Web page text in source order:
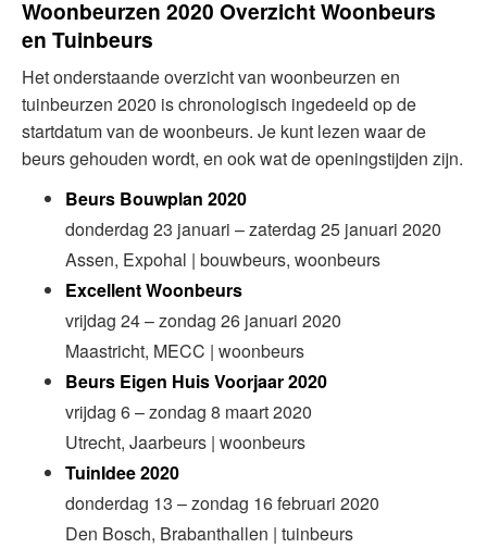
Woonbeurzen 2020 Overzicht Woonbeurs
en Tuinbeurs
Het onderstaande overzicht van woonbeurzen en
tuinbeurzen 2020 is chronologisch ingedeeld op de
startdatum van de woonbeurs. Je kunt lezen waar de
beurs gehouden wordt, en ook wat de openingstijden zijn.
Beurs Bouwplan 2020
donderdag 23 januari – zaterdag 25 januari 2020
Assen, Expohal | bouwbeurs, woonbeurs
Excellent Woonbeurs
vrijdag 24 – zondag 26 januari 2020
Maastricht, MECC | woonbeurs
Beurs Eigen Huis Voorjaar 2020
vrijdag 6 – zondag 8 maart 2020
Utrecht, Jaarbeurs | woonbeurs
TuinIdee 2020
donderdag 13 – zondag 16 februari 2020
Den Bosch, Brabanthallen | tuinbeurs